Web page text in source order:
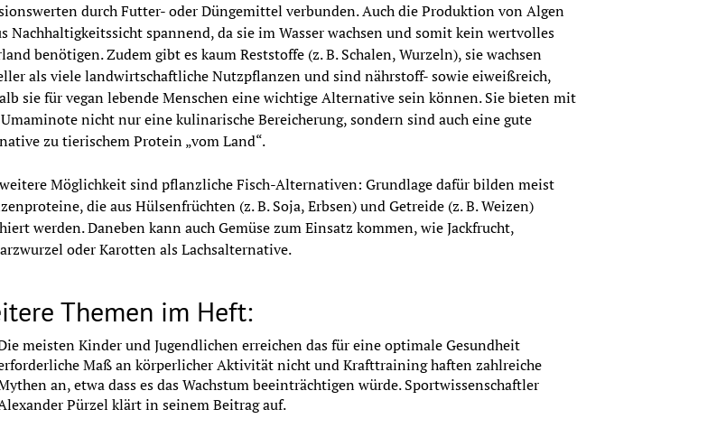
durch Futter- oder Düngemittel verbunden. Auch die Produktion von Algen
Nachhaltigkeitssicht spannend, da sie im Wasser wachsen und somit kein wertvolles
benötigen. Zudem gibt es kaum Reststoffe (z. B. Schalen, Wurzeln), sie wachsen
als viele landwirtschaftliche Nutzpflanzen und sind nährstoff- sowie eiweißreich,
sie für vegan lebende Menschen eine wichtige Alternative sein können. Sie bieten mit
nicht nur eine kulinarische Bereicherung, sondern sind auch eine gute
zu tierischem Protein „vom Land“.
Möglichkeit sind pflanzliche Fisch-Alternativen: Grundlage dafür bilden meist
die aus Hülsenfrüchten (z. B. Soja, Erbsen) und Getreide (z. B. Weizen)
werden. Daneben kann auch Gemüse zum Einsatz kommen, wie Jackfrucht,
oder Karotten als Lachsalternative.
Themen im Heft:
meisten Kinder und Jugendlichen erreichen das für eine optimale Gesundheit
Maß an körperlicher Aktivität nicht und Krafttraining haften zahlreiche
an, etwa dass es das Wachstum beeinträchtigen würde. Sportwissenschaftler
Pürzel klärt in seinem Beitrag auf.